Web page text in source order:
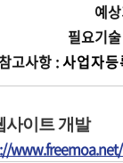
예
필요기
참고사항 :사업자
사이트 개발